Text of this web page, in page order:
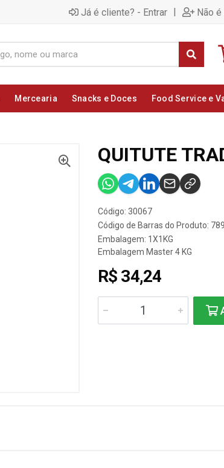
Já é cliente? - Entrar | Não
Mercearia Snacks e Doces Food Service e
QUITUTE
Código: 30067
Código de Barras do Produto:
Embalagem: 1X1KG
Embalagem Master 4 KG
R$ 34,24